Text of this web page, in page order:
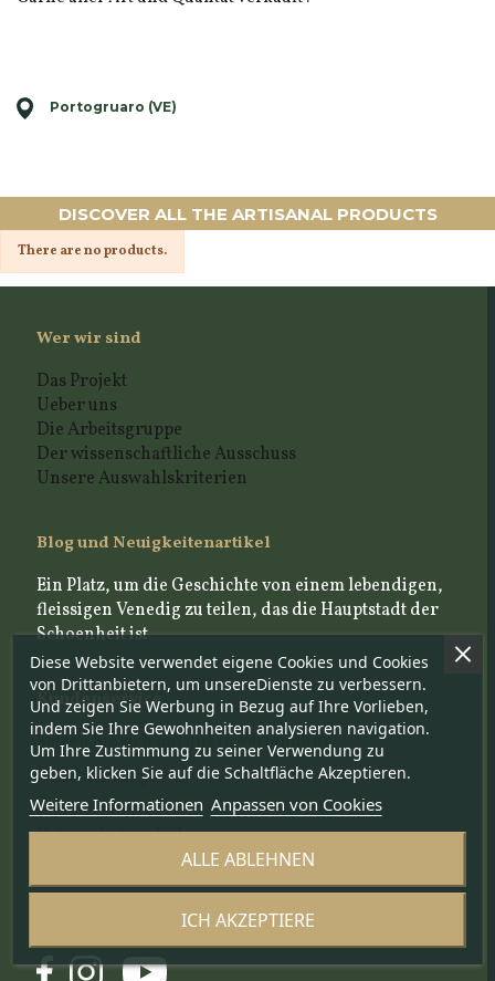
Portogruaro (VE)
DISCOVER ALL THE ARTISANAL PRODUCTS
There are no products.
Wer wir sind
Das Projekt
Ueber uns
Die Arbeitsgruppe
Der wissenschaftliche Ausschuss
Unsere Auswahlskriterien
Blog und Neuigkeitenartikel
Ein Platz, um die Geschichte von einem lebendigen,
fleissigen Venedig zu teilen, das die Hauptstadt der
Schoenheit ist
Kundenservice
Setzen Sie sich mit uns in Verbindung
Handwerkerportal
Cookie-Politik
Datenschutzpolitik
Newsletter-politik
Diese Website verwendet eigene Cookies und Cookies
von Drittanbietern, um unsereDienste zu verbessern.
Und zeigen Sie Werbung in Bezug auf Ihre Vorlieben,
indem Sie Ihre Gewohnheiten analysieren navigation.
Um Ihre Zustimmung zu seiner Verwendung zu
geben, klicken Sie auf die Schaltfläche Akzeptieren.
Weitere Informationen Anpassen von Cookies
ALLE ABLEHNEN
ICH AKZEPTIERE